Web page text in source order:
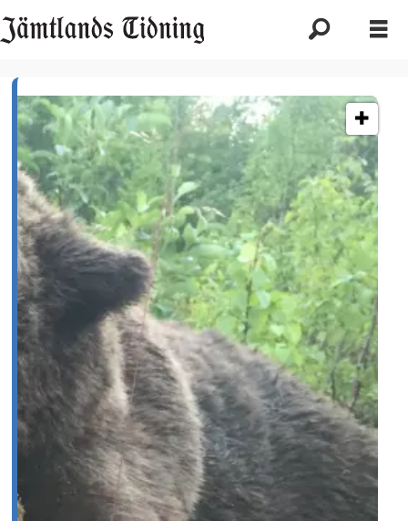
Etikett:
jaktvård